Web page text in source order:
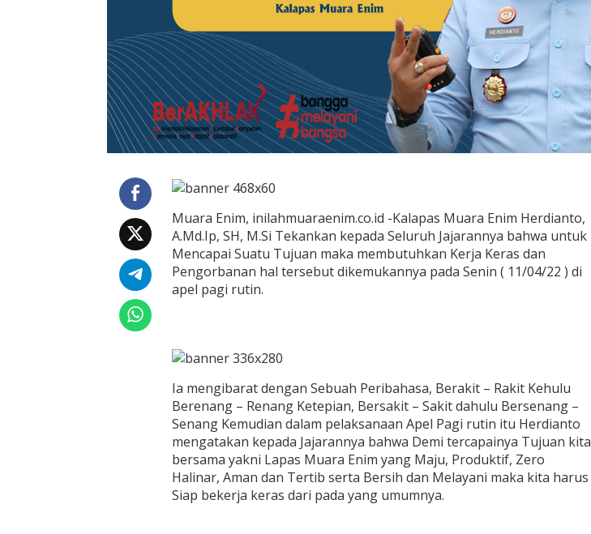
C
a
p
a
i
T
u
j
u
Muara Enim, inilahmuaraenim.co.id -Kalapas Muara Enim Herdianto,
A.Md.Ip, SH, M.Si Tekankan kepada Seluruh Jajarannya bahwa untuk
Mencapai Suatu Tujuan maka membutuhkan Kerja Keras dan
Pengorbanan hal tersebut dikemukannya pada Senin ( 11/04/22 ) di
apel pagi rutin.
Ia mengibarat dengan Sebuah Peribahasa, Berakit – Rakit Kehulu
Berenang – Renang Ketepian, Bersakit – Sakit dahulu Bersenang –
Senang Kemudian dalam pelaksanaan Apel Pagi rutin itu Herdianto
mengatakan kepada Jajarannya bahwa Demi tercapainya Tujuan kita
bersama yakni Lapas Muara Enim yang Maju, Produktif, Zero
Halinar, Aman dan Tertib serta Bersih dan Melayani maka kita harus
Siap bekerja keras dari pada yang umumnya.